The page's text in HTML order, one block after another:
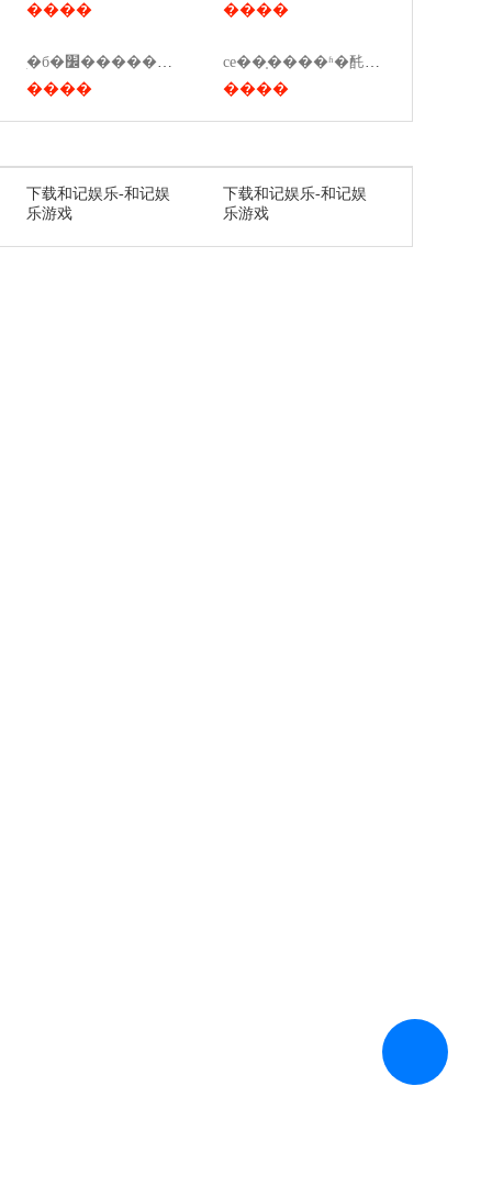
���� ����
ִ�б�׼�������̣�ִ�б�׼��������ͼ��
����
ce��֤����ʱ�䣨ce��֤ʱ��ͷ��ã�
����
下载和记娱乐-和记娱
乐游戏
下载和记娱乐-和记娱
乐游戏